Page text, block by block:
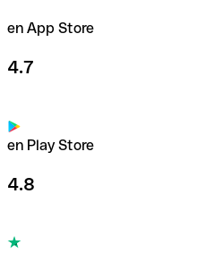
en App Store
4.7
en Play Store
4.8